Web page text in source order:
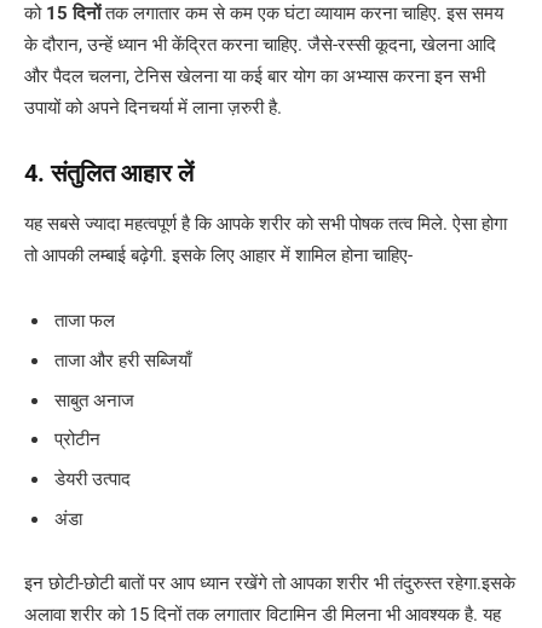
को 15 दिनोंतक लगातार कम से कम एक घंटा व्यायाम करना चाहिए. इस समय
के दौरान, उन्हें ध्यान भी केंद्रित करना चाहिए. जैसे-रस्सी कूदना, खेलना आदि
और पैदल चलना, टेनिस खेलना या कई बार योग का अभ्यास करना इन सभी
उपायों को अपने दिनचर्या में लाना ज़रुरी है.
4. संतुलित आहार लें
यह सबसे ज्यादा महत्वपूर्ण है कि आपके शरीर को सभी पोषक तत्व मिले. ऐसा होगा
तो आपकी लम्बाई बढ़ेगी. इसके लिए आहार में शामिल होना चाहिए-
ताजा फल
ताजा और हरी सब्जियाँ
साबुत अनाज
प्रोटीन
डेयरी उत्पाद
अंडा
इन छोटी-छोटी बातों पर आप ध्यान रखेंगे तो आपका शरीर भी तंदुरुस्त रहेगा.इसके
अलावा शरीर को 15 दिनों तक लगातार विटामिन डी मिलना भी आवश्यक है. यह